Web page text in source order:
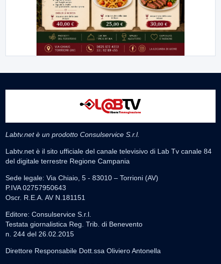
Labtv.net è un prodotto Consulservice S.r.l.
Labtv.net è il sito ufficiale del canale televisivo di Lab Tv canale 84
del digitale terrestre Regione Campania
Sede legale: Via Chiaio, 5 - 83010 – Torrioni (AV)
P.IVA 02757950643
Oscr. R.E.A. AV N.181151
Editore: Consulservice S.r.l.
Testata giornalistica Reg. Trib. di Benevento
n. 244 del 26.02.2015
Direttore Responsabile Dott.ssa Oliviero Antonella